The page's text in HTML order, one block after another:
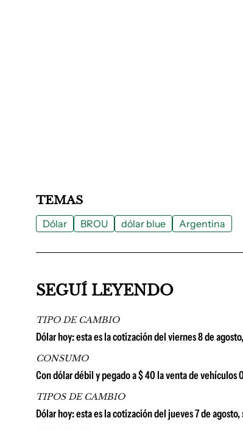
TEMAS
Dólar BROU dólar blue Argentina
SEGUÍ LEYENDO
TIPO DE CAMBIO
Dólar hoy: esta es la cotización del viernes 8 de
CONSUMO
Con dólar débil y pegado a $ 40 la venta de
TIPOS DE CAMBIO
Dólar hoy: esta es la cotización del jueves 7 de agosto,